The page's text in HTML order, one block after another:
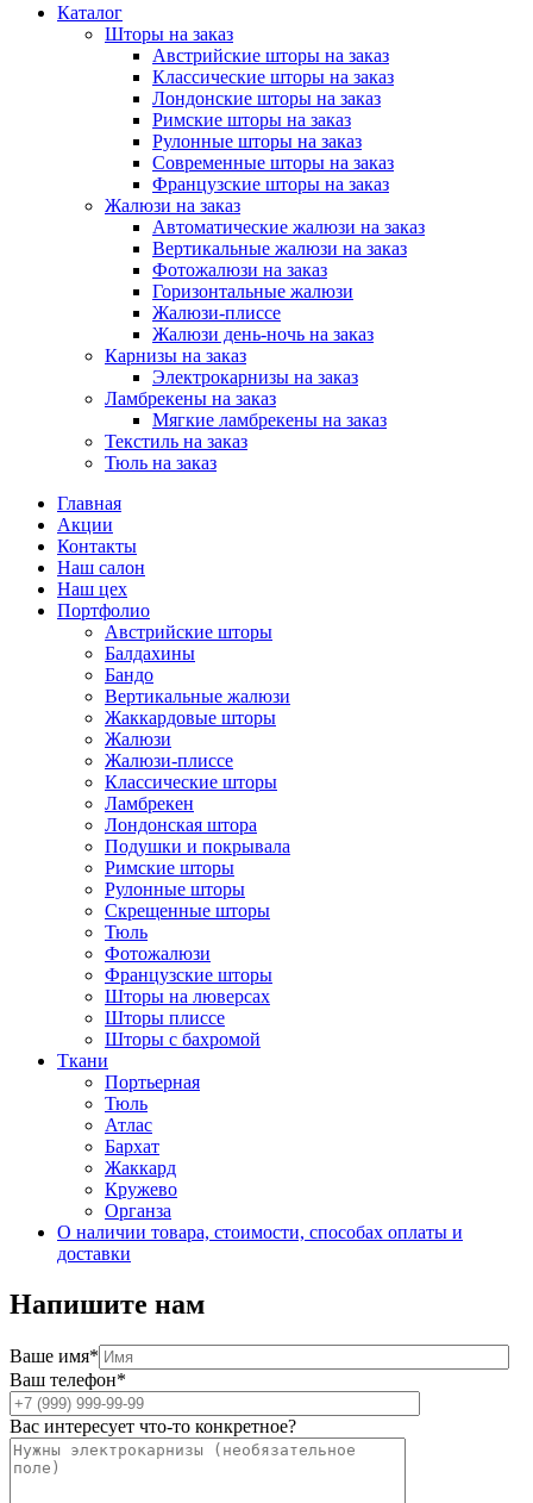
Каталог
Шторы на заказ
Австрийские шторы на заказ
Классические шторы на заказ
Лондонские шторы на заказ
Римские шторы на заказ
Рулонные шторы на заказ
Современные шторы на заказ
Французские шторы на заказ
Жалюзи на заказ
Автоматические жалюзи на заказ
Вертикальные жалюзи на заказ
Фотожалюзи на заказ
Горизонтальные жалюзи
Жалюзи-плиссе
Жалюзи день-ночь на заказ
Карнизы на заказ
Электрокарнизы на заказ
Ламбрекены на заказ
Мягкие ламбрекены на заказ
Текстиль на заказ
Тюль на заказ
Главная
Акции
Контакты
Наш салон
Наш цех
Портфолио
Австрийские шторы
Балдахины
Бандо
Вертикальные жалюзи
Жаккардовые шторы
Жалюзи
Жалюзи-плиссе
Классические шторы
Ламбрекен
Лондонская штора
Подушки и покрывала
Римские шторы
Рулонные шторы
Скрещенные шторы
Тюль
Фотожалюзи
Французские шторы
Шторы на люверсах
Шторы плиссе
Шторы с бахромой
Ткани
Портьерная
Тюль
Атлас
Бархат
Жаккард
Кружево
Органза
О наличии товара, стоимости, способах оплаты и
доставки
Напишите нам
Ваше имя*
Ваш телефон*
Вас интересует что-то конкретное?